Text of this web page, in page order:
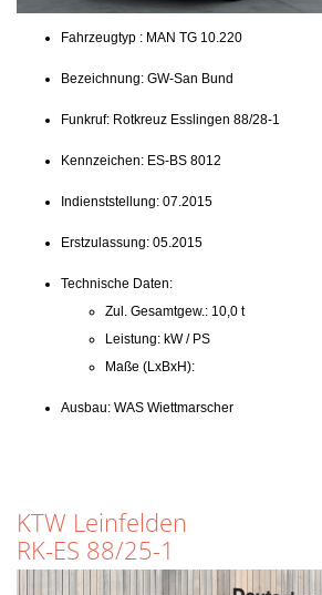
Fahrzeugtyp : MAN TG 10.220
Bezeichnung: GW-San Bund
Funkruf: Rotkreuz Esslingen 88/28-1
Kennzeichen: ES-BS 8012
Indienststellung: 07.2015
Erstzulassung: 05.2015
Technische Daten:
Zul. Gesamtgew.: 10,0 t
Leistung: kW / PS
Maße (LxBxH):
Ausbau: WAS Wiettmarscher
KTW Leinfelden
RK-ES 88/25-1